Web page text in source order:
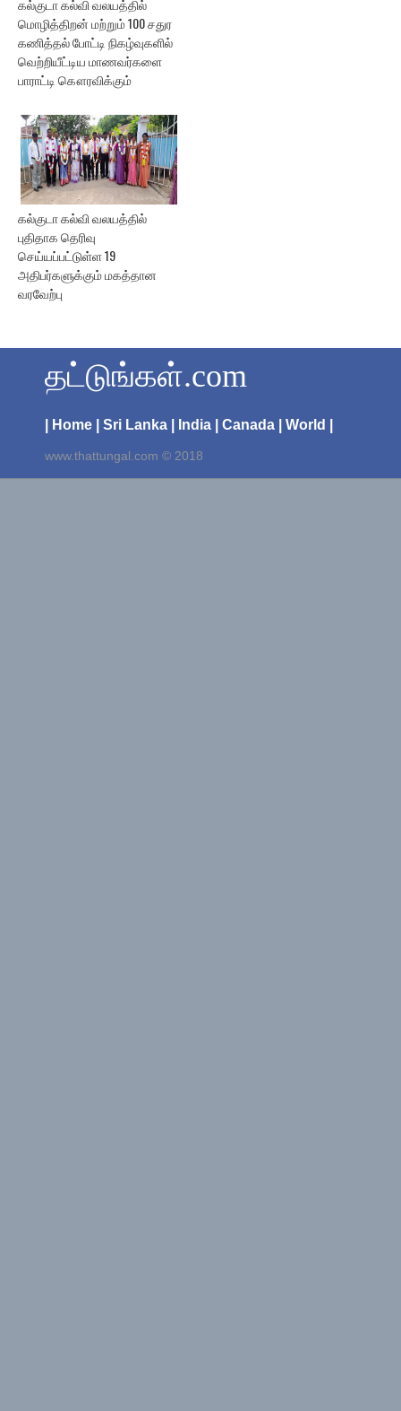
கல்குடா கல்வி வலயத்தில்
மொழித்திறன் மற்றும் 100 சதுர
கணித்தல் போட்டி நிகழ்வுகளில்
வெற்றியீட்டிய மாணவர்களை
பாராட்டி கௌரவிக்கும்
கல்குடா கல்வி வலயத்தில்
புதிதாக தெரிவு
செய்யப்பட்டுள்ள 19
அதிபர்களுக்கும் மகத்தான
வரவேற்பு
தட்டுங்கள்.com
| Home | Sri Lanka | India | Canada | World |
www.thattungal.com © 2018